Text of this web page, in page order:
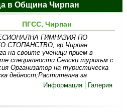
в Община Чирпан
ПГСС, Чирпан
ГИМНАЗИЯ ПО
СТОПАНСТВО, гр.Чирпан
на своите ученици прием в
специалности:Селски туризъм с
Организатор на туристическа
дейност;Растителна за
Информация
Галерия